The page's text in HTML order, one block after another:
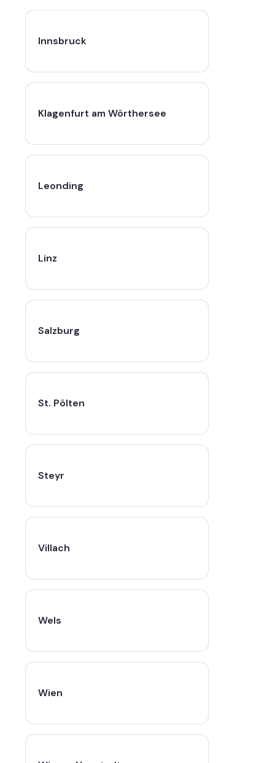
Innsbruck
Klagenfurt am Wörthersee
Leonding
Linz
Salzburg
St. Pölten
Steyr
Villach
Wels
Wien